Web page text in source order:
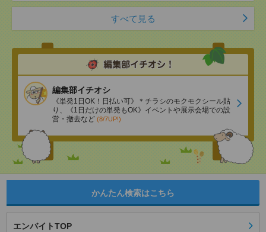
すべて見る
編集部イチオシ
《単発1日OK！日払い可》＊チラシのモクモクシール貼
り、《1日だけの単発もOK》イベントや展示会場での設
営・撤去など (8/7UP!)
かんたん検索はこちら
エンバイトTOP